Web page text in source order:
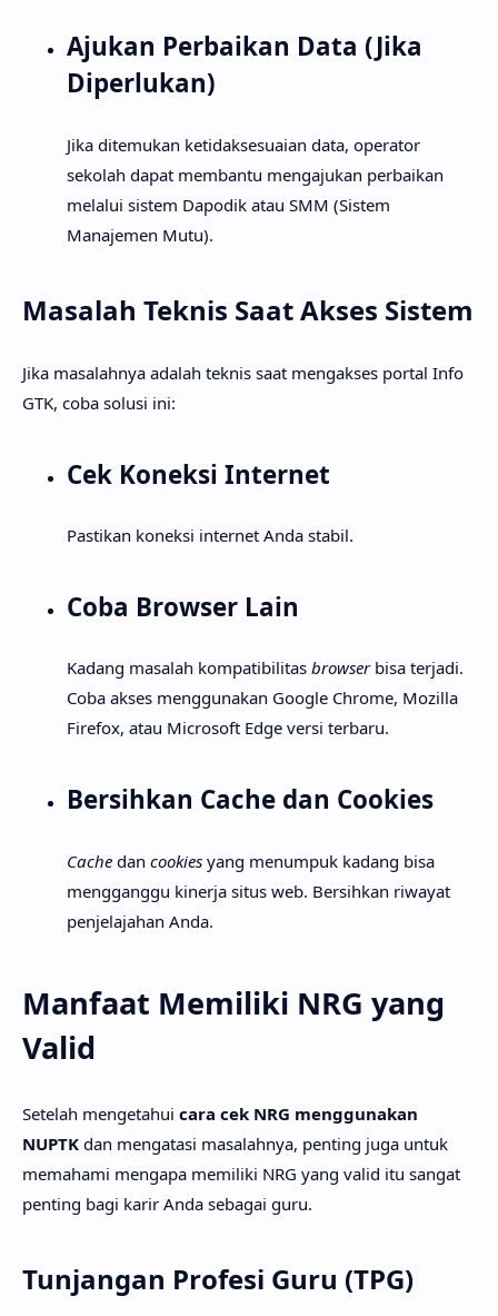
Ajukan Perbaikan Data (Jika
Diperlukan)
Jika ditemukan ketidaksesuaian data, operator
sekolah dapat membantu mengajukan perbaikan
melalui sistem Dapodik atau SMM (Sistem
Manajemen Mutu).
Masalah Teknis Saat Akses Sistem
Jika masalahnya adalah teknis saat mengakses portal Info
GTK, coba solusi ini:
Cek Koneksi Internet
Pastikan koneksi internet Anda stabil.
Coba Browser Lain
Kadang masalah kompatibilitas browserbisa terjadi.
Coba akses menggunakan Google Chrome, Mozilla
Firefox, atau Microsoft Edge versi terbaru.
Bersihkan Cache dan Cookies
Cache dan cookies yang menumpuk kadang bisa
mengganggu kinerja situs web. Bersihkan riwayat
penjelajahan Anda.
Manfaat Memiliki NRG yang
Valid
Setelah mengetahui cara cek NRG menggunakan
NUPTK dan mengatasi masalahnya, penting juga untuk
memahami mengapa memiliki NRG yang valid itu sangat
penting bagi karir Anda sebagai guru.
Tunjangan Profesi Guru (TPG)